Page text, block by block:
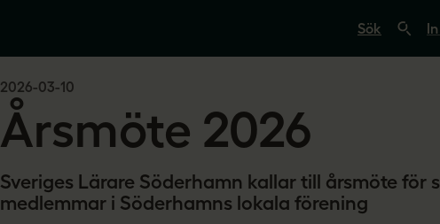
ö
p
e
s
l
2026-03-10
Årsmöte 2026
Sveriges Lärare Söderhamn kallar till årsmöte för
medlemmar i Söderhamns lokala förening